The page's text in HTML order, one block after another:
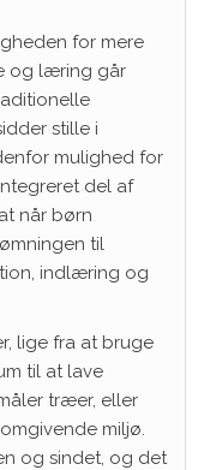
for mere
og læring går
stille i
mulighed for
del af
når børn
til
indlæring og
lige fra at bruge
til at lave
træer, eller
miljø.
og sindet, og det